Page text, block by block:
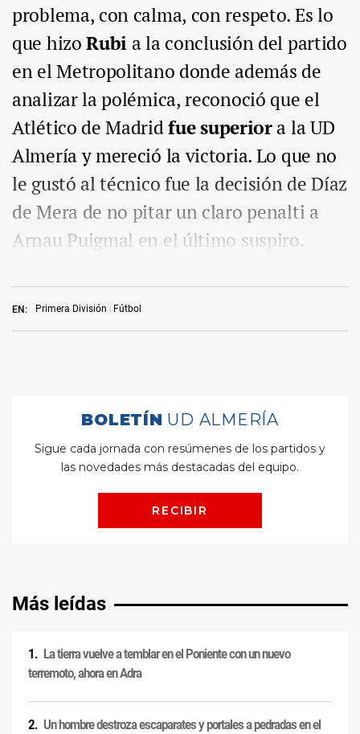
EN: Primera División Fútbol
problema, con calma, con respeto. Es lo
que hizoRubi a la conclusión del partido
en el Metropolitano donde además de
analizar la polémica, reconoció que el
Atlético de Madridfue superiora la UD
Almería y mereció la victoria. Lo que no
le gustó al técnico fue la decisión de Díaz
de Mera de no pitar un claro penalti a
Arnau Puigmal en el último suspiro.
Más leídas
La tierra vuelve a temblar en el Poniente con un nuevo
terremoto, ahora en Adra
Un hombre destroza escaparates y portales a pedradas en el